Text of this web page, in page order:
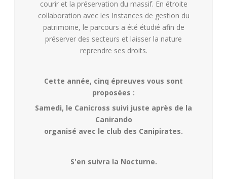
courir et la préservation du massif. En étroite
collaboration avec les Instances de gestion du
patrimoine, le parcours a été étudié afin de
préserver des secteurs et laisser la nature
reprendre ses droits.
Cette année, cinq épreuves vous sont
proposées :
Samedi, le Canicross suivi juste après de la
Canirando
organisé avec le club des Canipirates.
S'en suivra la Nocturne.